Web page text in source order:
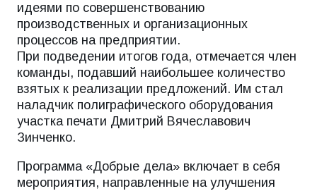
идеями по совершенствованию
производственных и организационных
процессов на предприятии.
При подведении итогов года, отмечается член
команды, подавший наибольшее количество
взятых к реализации предложений. Им стал
наладчик полиграфического оборудования
участка печати Дмитрий Вячеславович
Зинченко.
Программа «Добрые дела» включает в себя
мероприятия, направленные на улучшения